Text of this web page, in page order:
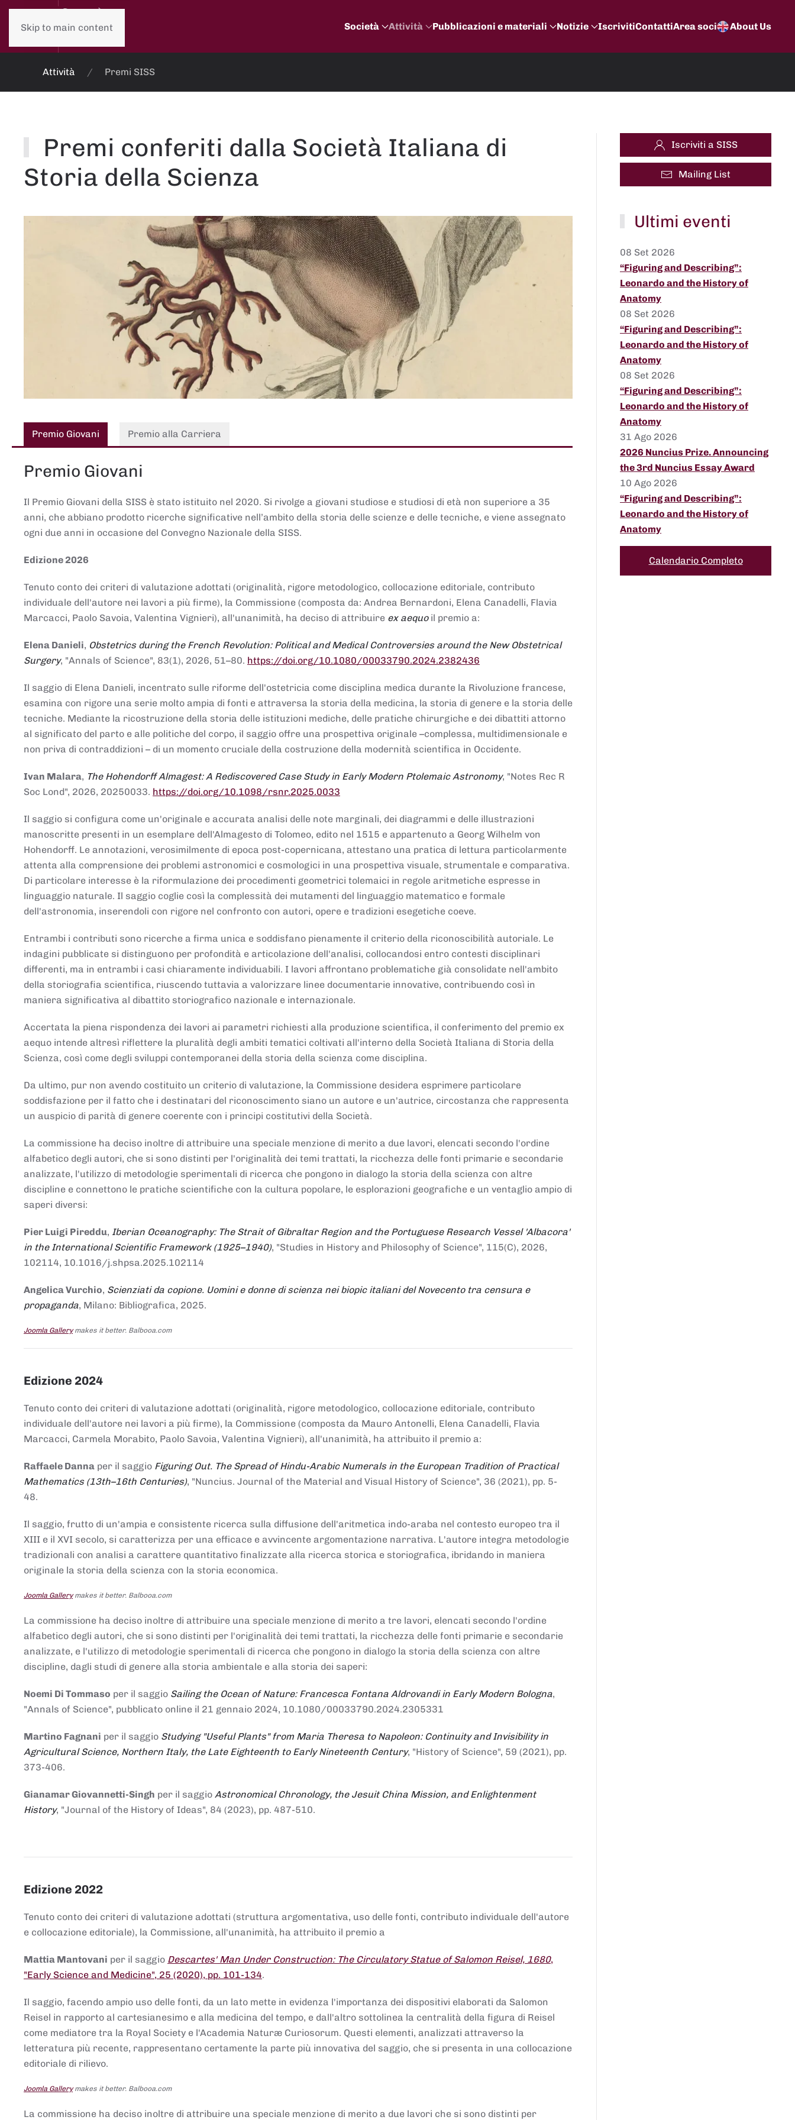
Skip to main content Società Attività Pubblicazioni e materiali Notizie IscrivitiContattiArea soci About Us
Attività Premi SISS
Premi conferiti dalla Società Italiana di
Storia della Scienza
Premio Giovani Premio alla Carriera
Premio Giovani
Il Premio Giovani della SISS è stato istituito nel 2020. Si rivolge a giovani studiose e studiosi di età non superiore a 35
anni, che abbiano prodotto ricerche significative nell’ambito della storia delle scienze e delle tecniche, e viene assegnato
ogni due anni in occasione del Convegno Nazionale della SISS.
Edizione 2026
Tenuto conto dei criteri di valutazione adottati (originalità, rigore metodologico, collocazione editoriale, contributo
individuale dell'autore nei lavori a più firme), la Commissione (composta da: Andrea Bernardoni, Elena Canadelli, Flavia
Marcacci, Paolo Savoia, Valentina Vignieri), all'unanimità, ha deciso di attribuire ex aequoil premio a:
Elena Danieli, Obstetrics during the French Revolution: Political and Medical Controversies around the New Obstetrical
Surgery, "Annals of Science", 83(1), 2026, 51–80. https://doi.org/10.1080/00033790.2024.2382436
Il saggio di Elena Danieli, incentrato sulle riforme dell'ostetricia come disciplina medica durante la Rivoluzione francese,
esamina con rigore una serie molto ampia di fonti e attraversa la storia della medicina, la storia di genere e la storia delle
tecniche. Mediante la ricostruzione della storia delle istituzioni mediche, delle pratiche chirurgiche e dei dibattiti attorno
al significato del parto e alle politiche del corpo, il saggio offre una prospettiva originale –complessa, multidimensionale e
non priva di contraddizioni – di un momento cruciale della costruzione della modernità scientifica in Occidente.
Ivan Malara, The Hohendorff Almagest: A Rediscovered Case Study in Early Modern Ptolemaic Astronomy, "Notes Rec R
Soc Lond", 2026, 20250033. https://doi.org/10.1098/rsnr.2025.0033
Il saggio si configura come un'originale e accurata analisi delle note marginali, dei diagrammi e delle illustrazioni
manoscritte presenti in un esemplare dell'Almagesto di Tolomeo, edito nel 1515 e appartenuto a Georg Wilhelm von
Hohendorff. Le annotazioni, verosimilmente di epoca post-copernicana, attestano una pratica di lettura particolarmente
attenta alla comprensione dei problemi astronomici e cosmologici in una prospettiva visuale, strumentale e comparativa.
Di particolare interesse è la riformulazione dei procedimenti geometrici tolemaici in regole aritmetiche espresse in
linguaggio naturale. Il saggio coglie così la complessità dei mutamenti del linguaggio matematico e formale
dell'astronomia, inserendoli con rigore nel confronto con autori, opere e tradizioni esegetiche coeve.
Entrambi i contributi sono ricerche a firma unica e soddisfano pienamente il criterio della riconoscibilità autoriale. Le
indagini pubblicate si distinguono per profondità e articolazione dell'analisi, collocandosi entro contesti disciplinari
differenti, ma in entrambi i casi chiaramente individuabili. I lavori affrontano problematiche già consolidate nell'ambito
della storiografia scientifica, riuscendo tuttavia a valorizzare linee documentarie innovative, contribuendo così in
maniera significativa al dibattito storiografico nazionale e internazionale.
Accertata la piena rispondenza dei lavori ai parametri richiesti alla produzione scientifica, il conferimento del premio ex
aequo intende altresì riflettere la pluralità degli ambiti tematici coltivati all'interno della Società Italiana di Storia della
Scienza, così come degli sviluppi contemporanei della storia della scienza come disciplina.
Da ultimo, pur non avendo costituito un criterio di valutazione, la Commissione desidera esprimere particolare
soddisfazione per il fatto che i destinatari del riconoscimento siano un autore e un'autrice, circostanza che rappresenta
un auspicio di parità di genere coerente con i principi costitutivi della Società.
La commissione ha deciso inoltre di attribuire una speciale menzione di merito a due lavori, elencati secondo l'ordine
alfabetico degli autori, che si sono distinti per l'originalità dei temi trattati, la ricchezza delle fonti primarie e secondarie
analizzate, l'utilizzo di metodologie sperimentali di ricerca che pongono in dialogo la storia della scienza con altre
discipline e connettono le pratiche scientifiche con la cultura popolare, le esplorazioni geografiche e un ventaglio ampio di
saperi diversi:
Pier Luigi Pireddu, Iberian Oceanography: The Strait of Gibraltar Region and the Portuguese Research Vessel 'Albacora'
in the International Scientific Framework (1925–1940), "Studies in History and Philosophy of Science", 115(C), 2026,
102114, 10.1016/j.shpsa.2025.102114
Angelica Vurchio, Scienziati da copione. Uomini e donne di scienza nei biopic italiani del Novecento tra censura e
propaganda, Milano: Bibliografica, 2025.
Joomla Gallerymakes it better. Balbooa.com
Edizione 2024
Tenuto conto dei criteri di valutazione adottati (originalità, rigore metodologico, collocazione editoriale, contributo
individuale dell'autore nei lavori a più firme), la Commissione (composta da Mauro Antonelli, Elena Canadelli, Flavia
Marcacci, Carmela Morabito, Paolo Savoia, Valentina Vignieri), all'unanimità, ha attribuito il premio a:
Raffaele Danna per il saggio Figuring Out. The Spread of Hindu-Arabic Numerals in the European Tradition of Practical
Mathematics (13th–16th Centuries), "Nuncius. Journal of the Material and Visual History of Science", 36 (2021), pp. 5-
48.
Il saggio, frutto di un'ampia e consistente ricerca sulla diffusione dell'aritmetica indo-araba nel contesto europeo tra il
XIII e il XVI secolo, si caratterizza per una efficace e avvincente argomentazione narrativa. L'autore integra metodologie
tradizionali con analisi a carattere quantitativo finalizzate alla ricerca storica e storiografica, ibridando in maniera
originale la storia della scienza con la storia economica.
Joomla Gallerymakes it better. Balbooa.com
La commissione ha deciso inoltre di attribuire una speciale menzione di merito a tre lavori, elencati secondo l'ordine
alfabetico degli autori, che si sono distinti per l'originalità dei temi trattati, la ricchezza delle fonti primarie e secondarie
analizzate, e l'utilizzo di metodologie sperimentali di ricerca che pongono in dialogo la storia della scienza con altre
discipline, dagli studi di genere alla storia ambientale e alla storia dei saperi:
Noemi Di Tommaso per il saggio Sailing the Ocean of Nature: Francesca Fontana Aldrovandi in Early Modern Bologna,
"Annals of Science", pubblicato online il 21 gennaio 2024, 10.1080/00033790.2024.2305331
Martino Fagnani per il saggio Studying "Useful Plants" from Maria Theresa to Napoleon: Continuity and Invisibility in
Agricultural Science, Northern Italy, the Late Eighteenth to Early Nineteenth Century, "History of Science", 59 (2021), pp.
373-406.
Gianamar Giovannetti-Singh per il saggio Astronomical Chronology, the Jesuit China Mission, and Enlightenment
History, "Journal of the History of Ideas", 84 (2023), pp. 487-510.
Edizione 2022
Tenuto conto dei criteri di valutazione adottati (struttura argomentativa, uso delle fonti, contributo individuale dell'autore
e collocazione editoriale), la Commissione, all'unanimità, ha attribuito il premio a
Mattia Mantovani per il saggio Descartes' Man Under Construction: The Circulatory Statue of Salomon Reisel, 1680,
"Early Science and Medicine", 25 (2020), pp. 101-134.
Il saggio, facendo ampio uso delle fonti, da un lato mette in evidenza l'importanza dei dispositivi elaborati da Salomon
Reisel in rapporto al cartesianesimo e alla medicina del tempo, e dall'altro sottolinea la centralità della figura di Reisel
come mediatore tra la Royal Society e l'Academia Naturæ Curiosorum. Questi elementi, analizzati attraverso la
letteratura più recente, rappresentano certamente la parte più innovativa del saggio, che si presenta in una collocazione
editoriale di rilievo.
Joomla Gallerymakes it better. Balbooa.com
La commissione ha deciso inoltre di attribuire una speciale menzione di merito a due lavori che si sono distinti per
Iscriviti a SISS
Mailing List
Ultimi eventi
08 Set 2026
“Figuring and Describing”:
Leonardo and the History of
Anatomy
08 Set 2026
“Figuring and Describing”:
Leonardo and the History of
Anatomy
08 Set 2026
“Figuring and Describing”:
Leonardo and the History of
Anatomy
31 Ago 2026
2026 Nuncius Prize. Announcing
the 3rd Nuncius Essay Award
10 Ago 2026
“Figuring and Describing”:
Leonardo and the History of
Anatomy
Calendario Completo